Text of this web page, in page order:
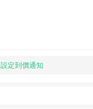
設定到價通知